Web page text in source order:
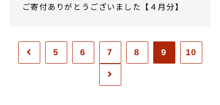
ご寄付ありがとうございました【４月分】
5 6 7 8 9 10